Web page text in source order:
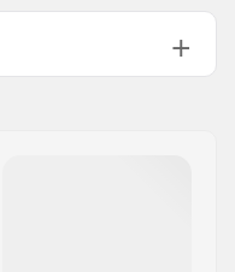
- 50N Jóváhagyott